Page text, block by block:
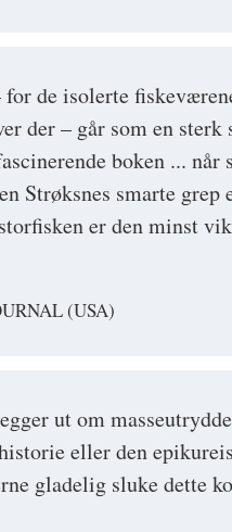
de isolerte
der – går som en sterk
boken ...
Strøksnes smarte grep
er den minst
(USA)
ut om
eller den
gladelig sluke dette